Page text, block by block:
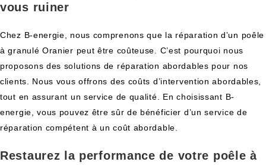
vous ruiner
Chez B-energie, nous comprenons que la réparation d’un poêle
à granulé Oranier peut être coûteuse. C’est pourquoi nous
proposons des solutions de réparation abordables pour nos
clients. Nous vous offrons des coûts d’intervention abordables,
tout en assurant un service de qualité. En choisissant B-
energie, vous pouvez être sûr de bénéficier d’un service de
réparation compétent à un coût abordable.
Restaurez la performance de votre poêle à